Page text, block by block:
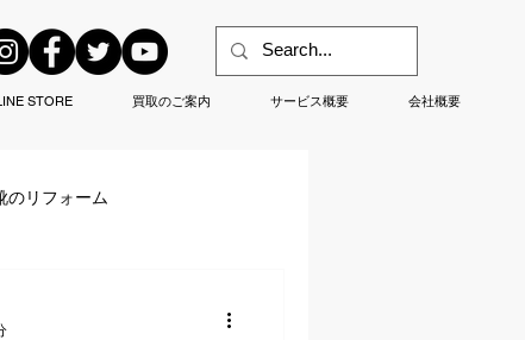
STORE 買取のご案内 サービス概要 会社概要
のリフォーム